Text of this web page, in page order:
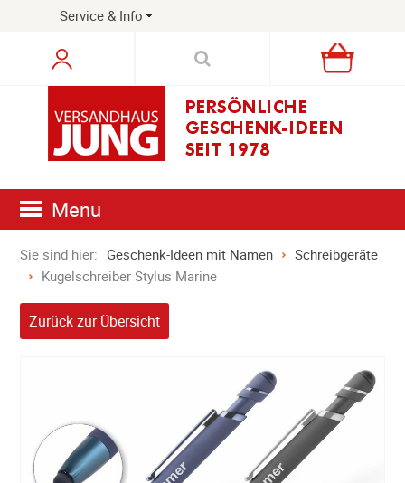
Service & Info
Warenkorb
Menu
Sie sind hier: Geschenk-Ideen mit Namen
Schreibgeräte
Kugelschreiber Stylus Marine
Zurück zur Übersicht